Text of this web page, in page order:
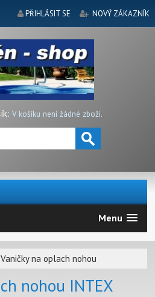
PŘIHLÁSIT SE NOVÝ ZÁKAZNÍK
: V košíku není žádné zboží.
Menu
Vaničky na oplach nohou
nohou INTEX